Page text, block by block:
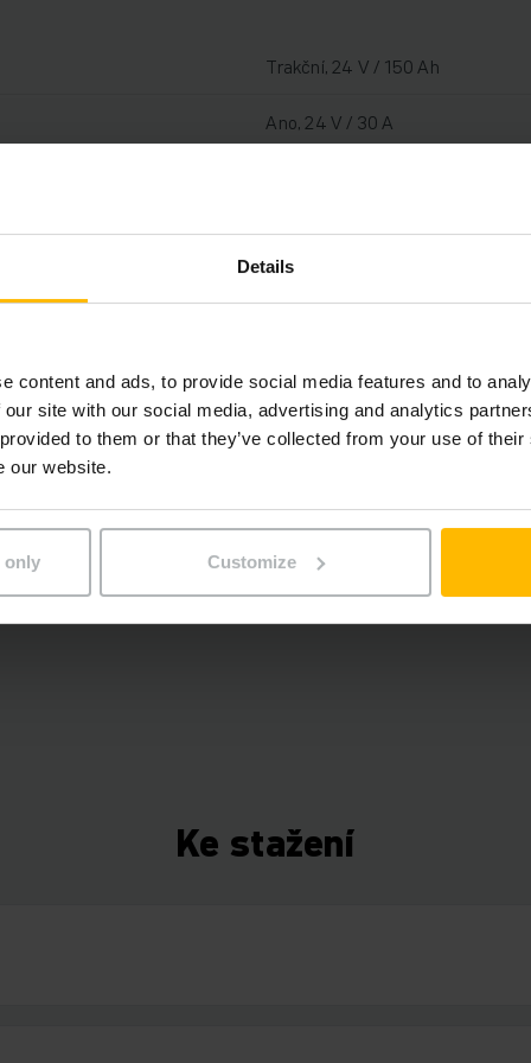
Details
content and ads, to provide social media features and to
site with our social media, advertising and analytics
to them or that they’ve collected from your use of
our website.
only Customize
Trakční, 24 V / 150 Ah
Ano, 24 V / 30 A
2018
1150 mm
98211942
Ke stažení